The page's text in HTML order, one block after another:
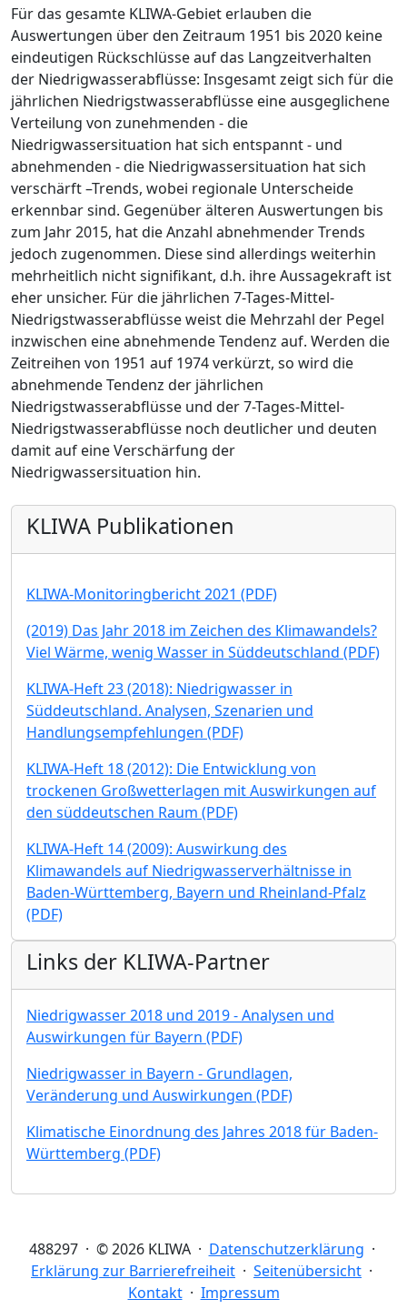
Für das gesamte KLIWA-Gebiet erlauben die
Auswertungen über den Zeitraum 1951 bis 2020 keine
eindeutigen Rückschlüsse auf das Langzeitverhalten
der Niedrigwasserabflüsse: Insgesamt zeigt sich für die
jährlichen Niedrigstwasserabflüsse eine ausgeglichene
Verteilung von zunehmenden - die
Niedrigwassersituation hat sich entspannt - und
abnehmenden - die Niedrigwassersituation hat sich
verschärft –Trends, wobei regionale Unterscheide
erkennbar sind. Gegenüber älteren Auswertungen bis
zum Jahr 2015, hat die Anzahl abnehmender Trends
jedoch zugenommen. Diese sind allerdings weiterhin
mehrheitlich nicht signifikant, d.h. ihre Aussagekraft ist
eher unsicher. Für die jährlichen 7-Tages-Mittel-
Niedrigstwasserabflüsse weist die Mehrzahl der Pegel
inzwischen eine abnehmende Tendenz auf. Werden die
Zeitreihen von 1951 auf 1974 verkürzt, so wird die
abnehmende Tendenz der jährlichen
Niedrigstwasserabflüsse und der 7-Tages-Mittel-
Niedrigstwasserabflüsse noch deutlicher und deuten
damit auf eine Verschärfung der
Niedrigwassersituation hin.
KLIWA Publikationen
KLIWA-Monitoringbericht 2021 (PDF)
(2019) Das Jahr 2018 im Zeichen des Klimawandels?
Viel Wärme, wenig Wasser in Süddeutschland (PDF)
KLIWA-Heft 23 (2018): Niedrigwasser in
Süddeutschland. Analysen, Szenarien und
Handlungsempfehlungen (PDF)
KLIWA-Heft 18 (2012): Die Entwicklung von
trockenen Großwetterlagen mit Auswirkungen auf
den süddeutschen Raum (PDF)
KLIWA-Heft 14 (2009): Auswirkung des
Klimawandels auf Niedrigwasserverhältnisse in
Baden-Württemberg, Bayern und Rheinland-Pfalz
(PDF)
Links der KLIWA-Partner
Niedrigwasser 2018 und 2019 - Analysen und
Auswirkungen für Bayern (PDF)
Niedrigwasser in Bayern - Grundlagen,
Veränderung und Auswirkungen (PDF)
Klimatische Einordnung des Jahres 2018 für Baden-
Württemberg (PDF)
488297 · © 2026 KLIWA · Datenschutzerklärung ·
Erklärung zur Barrierefreiheit · Seitenübersicht ·
Kontakt· Impressum